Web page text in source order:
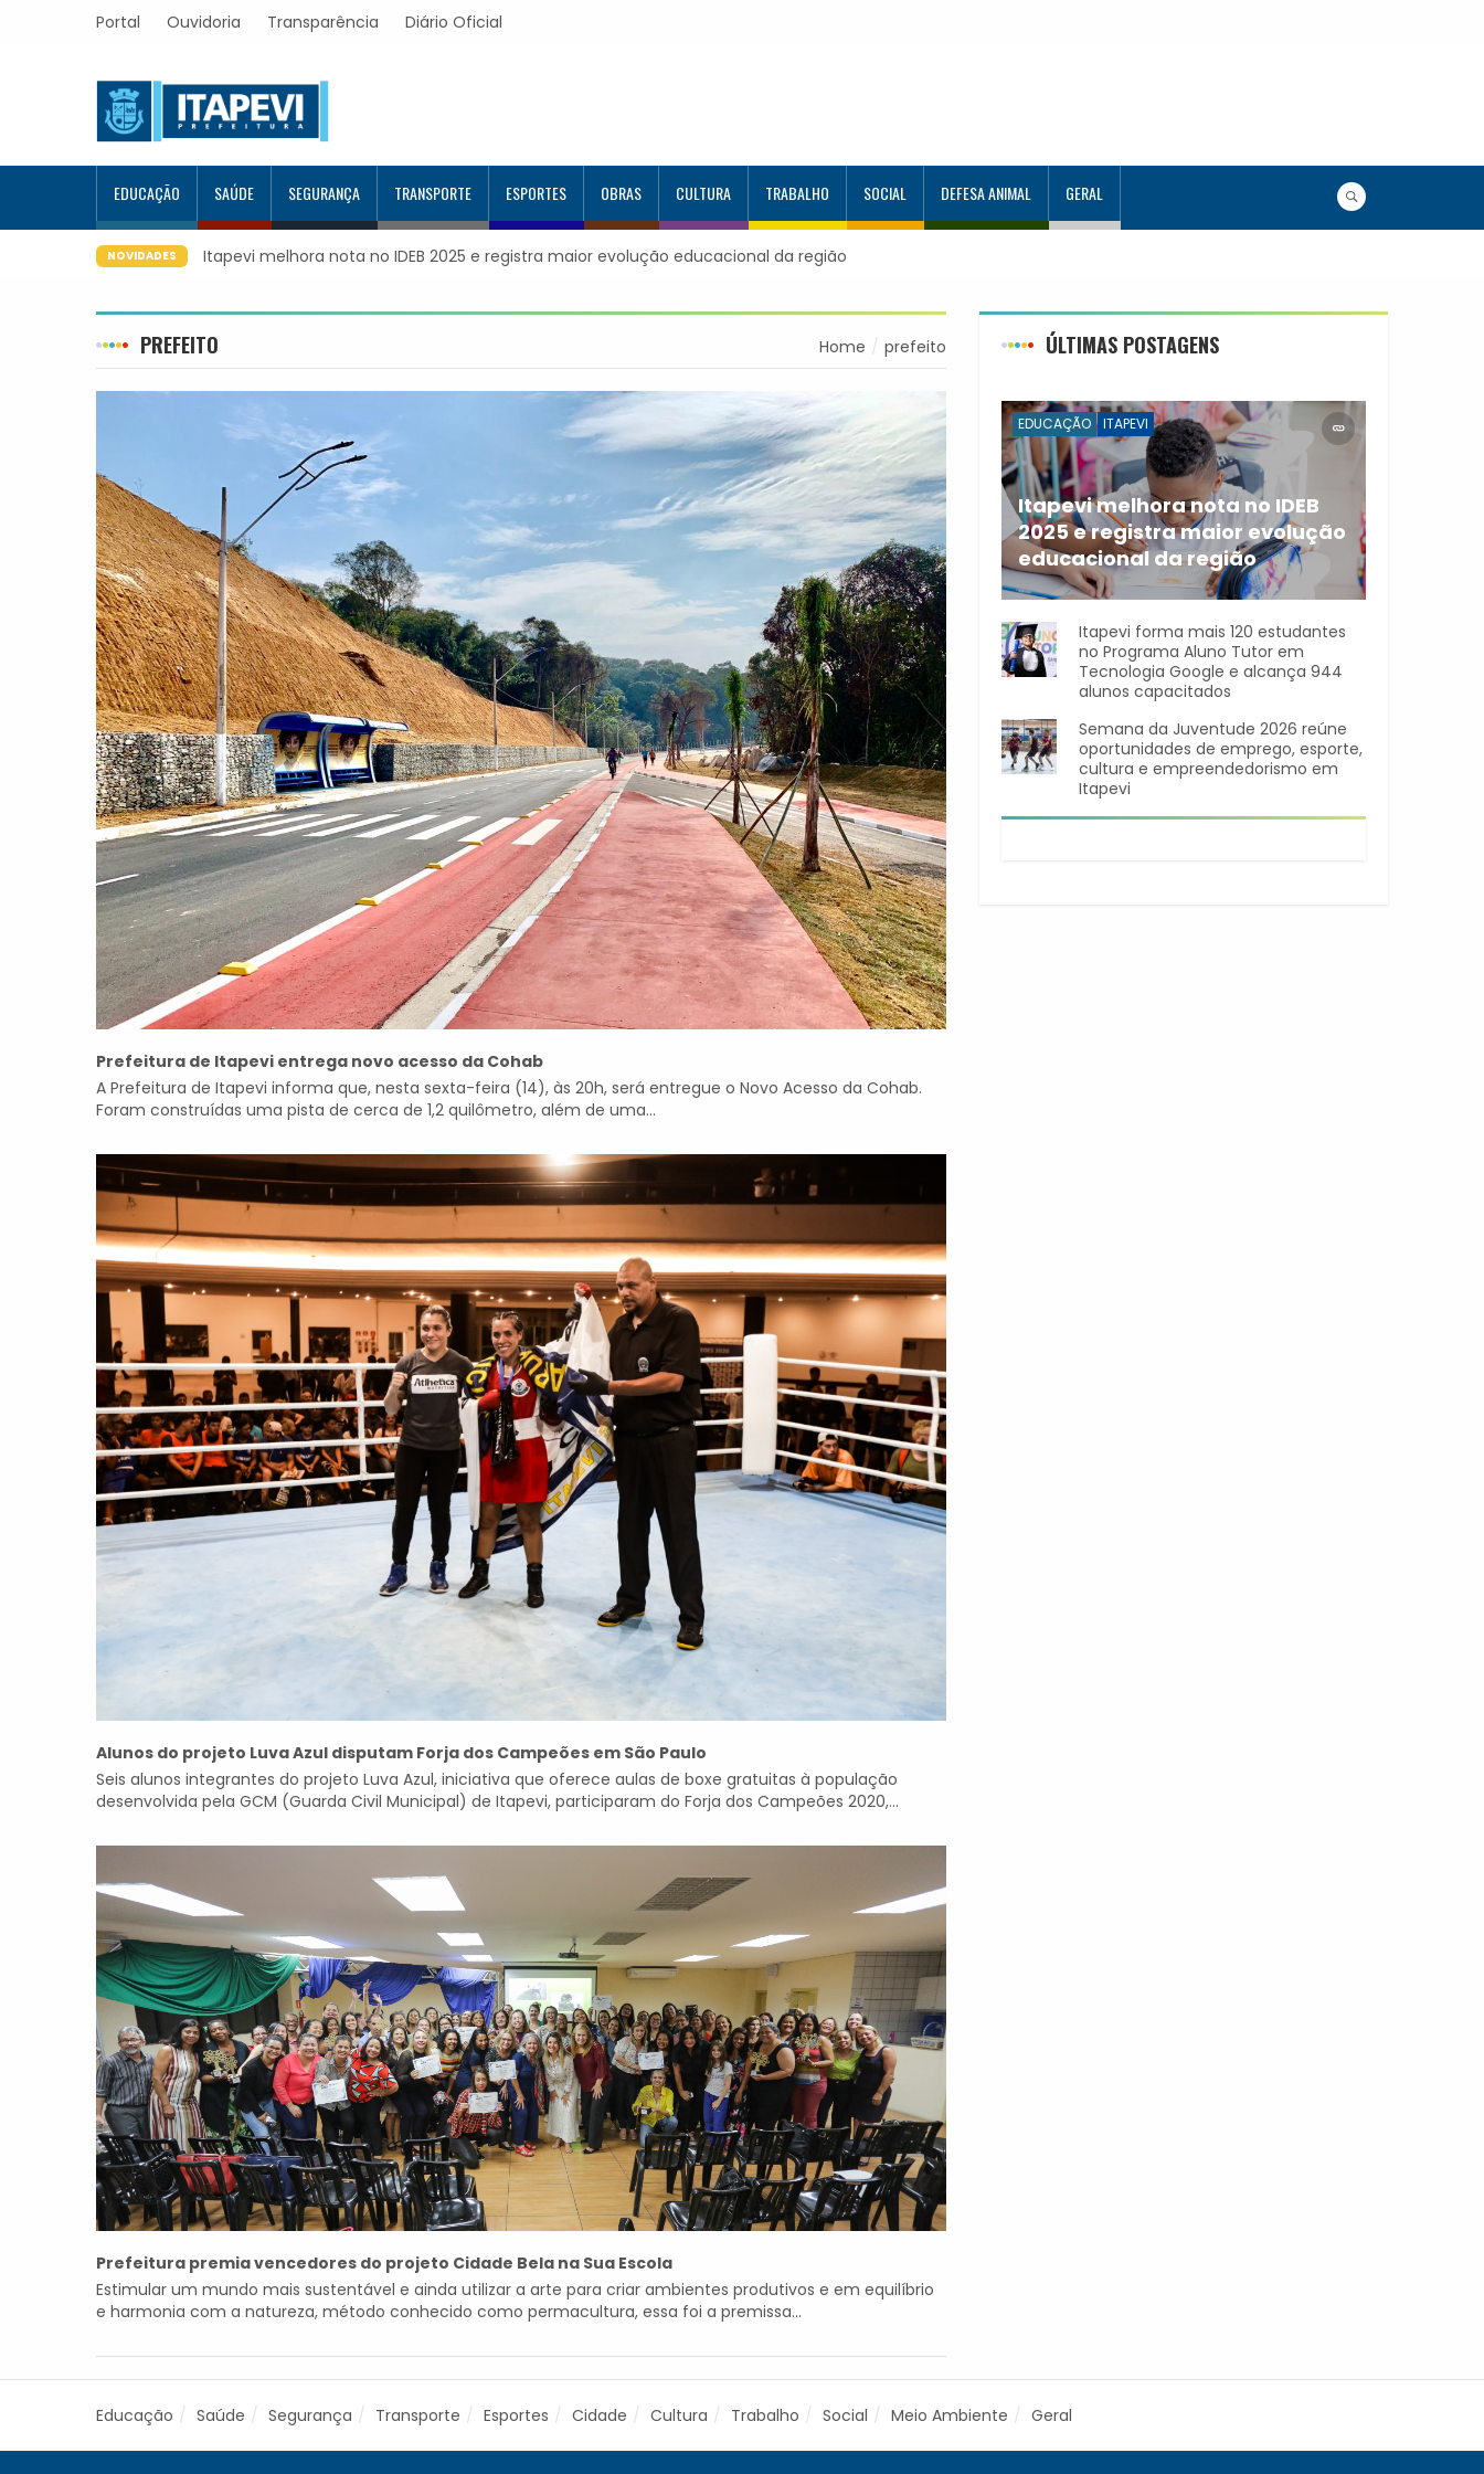
Portal Ouvidoria Transparência Diário Oficial
EDUCAÇÃO SAÚDE SEGURANÇA TRANSPORTE ESPORTES OBRAS CULTURA TRABALHO SOCIAL DEFESA ANIMAL GERAL
NOVIDADES
educacional da regiãoItapevi forma mais 120 estudantes no Programa Aluno Tutor em Tecnologia
PREFEITO Home prefeito
Prefeitura de Itapevi entrega novo acesso da Cohab
A Prefeitura de Itapevi informa que, nesta sexta-feira (14), às 20h, será entregue o Novo Acesso da Cohab.
Foram construídas uma pista de cerca de 1,2 quilômetro, além de uma...
Alunos do projeto Luva Azul disputam Forja dos Campeões em São Paulo
Seis alunos integrantes do projeto Luva Azul, iniciativa que oferece aulas de boxe gratuitas à população
desenvolvida pela GCM (Guarda Civil Municipal) de Itapevi, participaram do Forja dos Campeões 2020,...
Prefeitura premia vencedores do projeto Cidade Bela na Sua Escola
Estimular um mundo mais sustentável e ainda utilizar a arte para criar ambientes produtivos e em equilíbrio
e harmonia com a natureza, método conhecido como permacultura, essa foi a premissa...
ÚLTIMAS POSTAGENS
EDUCAÇÃO ITAPEVI
Itapevi melhora nota no IDEB
2025 e registra maior evolução
educacional da região
A rede municipal de ensino
Itapevi forma mais 120 estudantes
no Programa Aluno Tutor em
Tecnologia Google e alcança 944
alunos capacitados
Semana da Juventude 2026 reúne
oportunidades de emprego, esporte,
cultura e empreendedorismo em
Itapevi
Educação Saúde Segurança Transporte Esportes Cidade Cultura Trabalho Social Meio Ambiente Geral